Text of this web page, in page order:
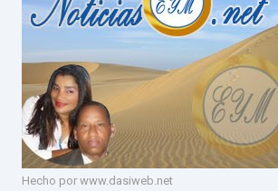
Hecho por www.dasiweb.net